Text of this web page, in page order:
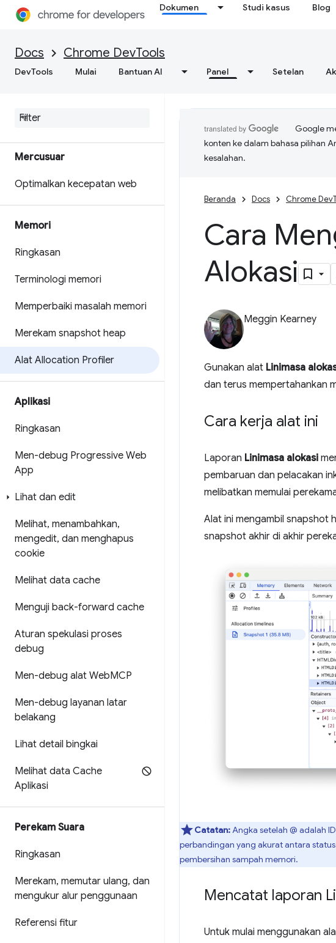
Dokumen Studi kasus Blog
Docs Chrome DevTools
DevTools Mulai Bantuan AI Panel Setelan
dengan Extensibility API
Dapatkan hasil analisis yang
bisa ditindaklanjuti tentang
performa situs Anda
performa
Mercusuar
Optimalkan kecepatan web
Memori
Ringkasan
Terminologi memori
Memperbaiki masalah memori
Merekam snapshot heap
Alat Allocation Profiler
Aplikasi
Ringkasan
Men-debug Progressive Web
App
Lihat dan edit
Melihat, menambahkan,
mengedit, dan menghapus
cookie
Melihat data cache
Menguji back-forward cache
Aturan spekulasi proses
debug
Men-debug alat WebMCP
Men-debug layanan latar
belakang
Lihat detail bingkai
Melihat data Cache
Aplikasi
Perekam Suara
Ringkasan
Merekam, memutar ulang, dan
mengukur alur penggunaan
Referensi fitur
Google
konten ke dalam bahasa pilihan
kesalahan.
Beranda Docs Chrome
Cara
Alokasi
Meggin Kearney
Gunakan alat Linimasa
dan terus mempertahankan
Cara kerja alat ini
Laporan Linimasa alokasi
pembaruan dan pelacakan
melibatkan memulai
Alat ini mengambil snapshot
snapshot akhir di akhir
Catatan:Angka setelah @ adalah
perbandingan yang akurat antara
pembersihan sampah memori.
Mencatat laporan
Untuk mulai menggunakan